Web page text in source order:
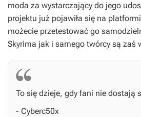
moda za wystarczający do jego
projektu już pojawiła się na
możecie przetestować go
Skyrima jak i samego twórcy są zaś
To się dzieje, gdy fani nie dostają
- Cyberc50x